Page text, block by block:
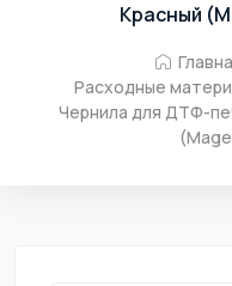
Красный
Расходные
Чернила для ДТФ-